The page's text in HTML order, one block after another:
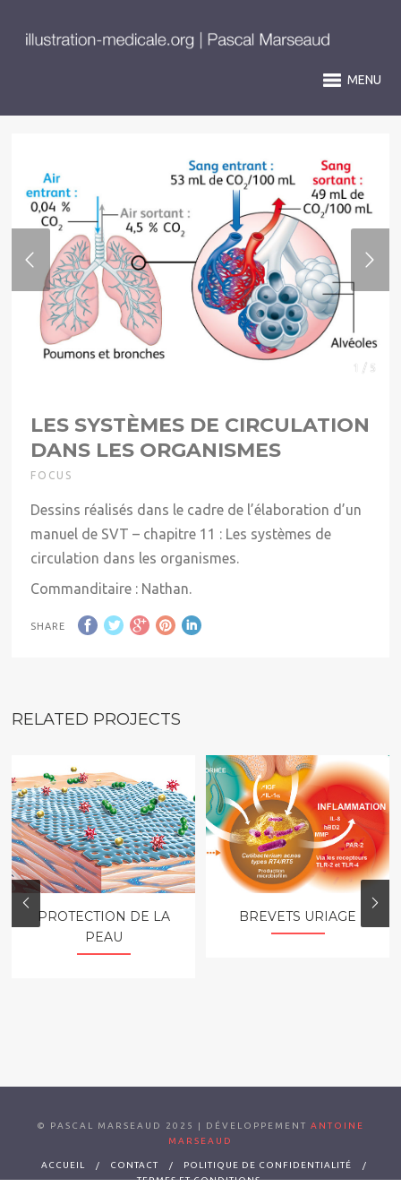
MENU
1 / 5
LES SYSTÈMES DE CIRCULATION
DANS LES ORGANISMES
FOCUS
Dessins réalisés dans le cadre de l’élaboration d’un
manuel de SVT – chapitre 11 : Les systèmes de
circulation dans les organismes.
Commanditaire : Nathan.
SHARE
RELATED PROJECTS
PROTECTION DE LA
PEAU
BREVETS URIAGE
© PASCAL MARSEAUD 2025 | DÉVELOPPEMENT ANTOINE
MARSEAUD
ACCUEIL CONTACT
POLITIQUE DE CONFIDENTIALITÉ
TERMES ET CONDITIONS